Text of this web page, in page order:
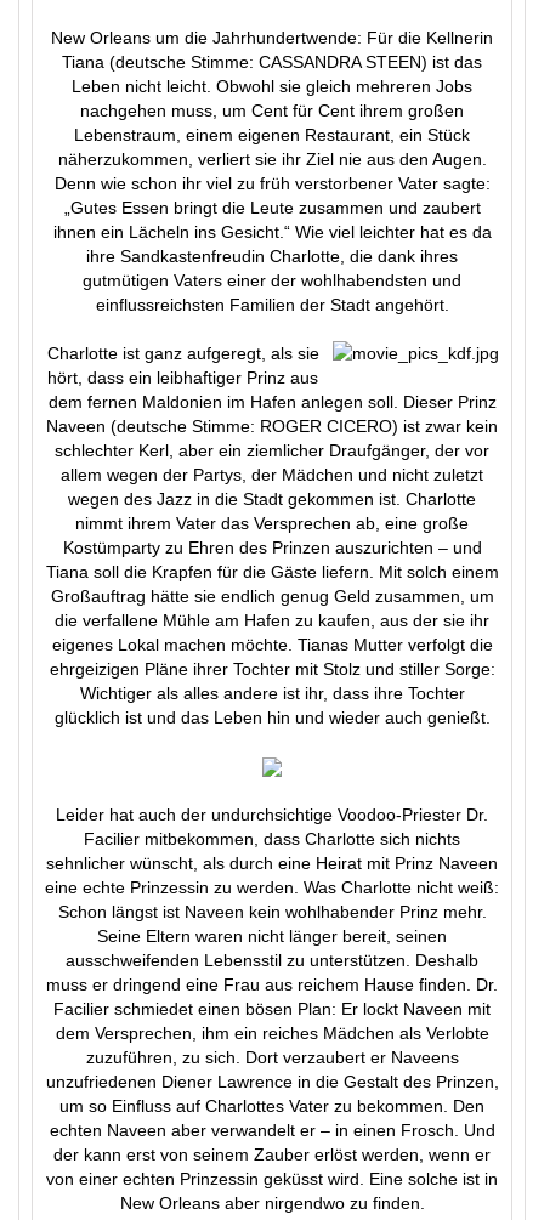
New Orleans um die Jahrhundertwende: Für die Kellnerin
Tiana (deutsche Stimme: CASSANDRA STEEN) ist das
Leben nicht leicht. Obwohl sie gleich mehreren Jobs
nachgehen muss, um Cent für Cent ihrem großen
Lebenstraum, einem eigenen Restaurant, ein Stück
näherzukommen, verliert sie ihr Ziel nie aus den Augen.
Denn wie schon ihr viel zu früh verstorbener Vater sagte:
„Gutes Essen bringt die Leute zusammen und zaubert
ihnen ein Lächeln ins Gesicht.“ Wie viel leichter hat es da
ihre Sandkastenfreudin Charlotte, die dank ihres
gutmütigen Vaters einer der wohlhabendsten und
einflussreichsten Familien der Stadt angehört.
Charlotte ist ganz aufgeregt, als sie
hört, dass ein leibhaftiger Prinz aus
dem fernen Maldonien im Hafen anlegen soll. Dieser Prinz
Naveen (deutsche Stimme: ROGER CICERO) ist zwar kein
schlechter Kerl, aber ein ziemlicher Draufgänger, der vor
allem wegen der Partys, der Mädchen und nicht zuletzt
wegen des Jazz in die Stadt gekommen ist. Charlotte
nimmt ihrem Vater das Versprechen ab, eine große
Kostümparty zu Ehren des Prinzen auszurichten – und
Tiana soll die Krapfen für die Gäste liefern. Mit solch einem
Großauftrag hätte sie endlich genug Geld zusammen, um
die verfallene Mühle am Hafen zu kaufen, aus der sie ihr
eigenes Lokal machen möchte. Tianas Mutter verfolgt die
ehrgeizigen Pläne ihrer Tochter mit Stolz und stiller Sorge:
Wichtiger als alles andere ist ihr, dass ihre Tochter
glücklich ist und das Leben hin und wieder auch genießt.
Leider hat auch der undurchsichtige Voodoo-Priester Dr.
Facilier mitbekommen, dass Charlotte sich nichts
sehnlicher wünscht, als durch eine Heirat mit Prinz Naveen
eine echte Prinzessin zu werden. Was Charlotte nicht weiß:
Schon längst ist Naveen kein wohlhabender Prinz mehr.
Seine Eltern waren nicht länger bereit, seinen
ausschweifenden Lebensstil zu unterstützen. Deshalb
muss er dringend eine Frau aus reichem Hause finden. Dr.
Facilier schmiedet einen bösen Plan: Er lockt Naveen mit
dem Versprechen, ihm ein reiches Mädchen als Verlobte
zuzuführen, zu sich. Dort verzaubert er Naveens
unzufriedenen Diener Lawrence in die Gestalt des Prinzen,
um so Einfluss auf Charlottes Vater zu bekommen. Den
echten Naveen aber verwandelt er – in einen Frosch. Und
der kann erst von seinem Zauber erlöst werden, wenn er
von einer echten Prinzessin geküsst wird. Eine solche ist in
New Orleans aber nirgendwo zu finden.